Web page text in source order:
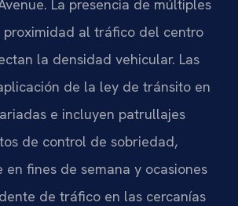
La presencia de múltiples
proximidad al tráfico del centro
la densidad vehicular. Las
de la ley de tránsito en
e incluyen patrullajes
de control de sobriedad,
fines de semana y ocasiones
de tráfico en las cercanías